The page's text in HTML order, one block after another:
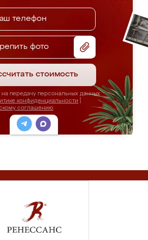
фото
стоимость
передачу персональных данных
конфиденциальности
соглашению